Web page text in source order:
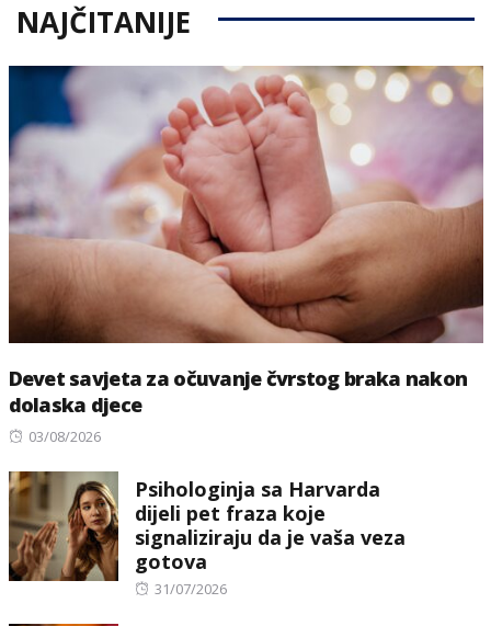
NAJČITANIJE
Devet savjeta za očuvanje čvrstog braka nakon
dolaska djece
Posted
03/08/2026
Psihologinja sa Harvarda
dijeli pet fraza koje
signaliziraju da je vaša veza
gotova
Posted
31/07/2026